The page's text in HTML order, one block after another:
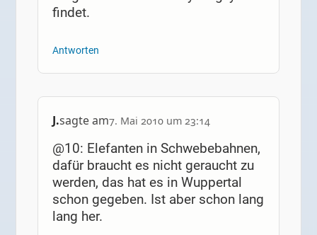
findet.
Antworten
J.sagte am7. Mai 2010 um 23:14
@10: Elefanten in Schwebebahnen,
dafür braucht es nicht geraucht zu
werden, das hat es in Wuppertal
schon gegeben. Ist aber schon lang
lang her.